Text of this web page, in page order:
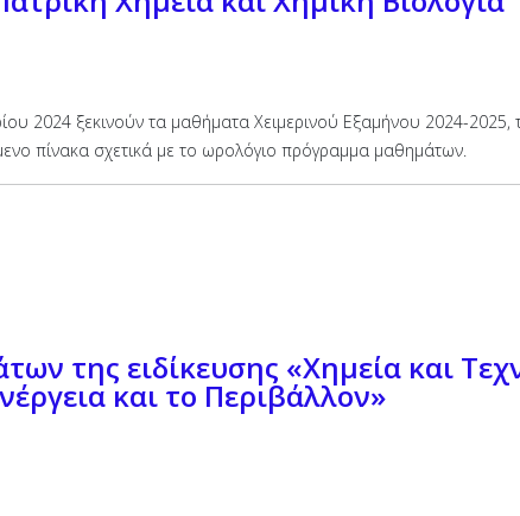
2024 ξεκινούν τα μαθήματα Χειμερινού Εξαμήνου 2024-2025,
πίνακα σχετικά με το ωρολόγιο πρόγραμμα μαθημάτων.
της ειδίκευσης «Χημεία και
και το Περιβάλλον»